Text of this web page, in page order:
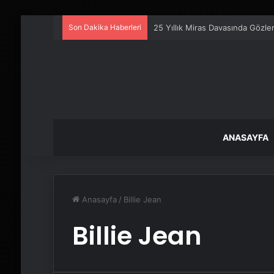
Son Dakika Haberleri 25 Yıllık Miras Davasında
ANASAYFA
Anasayfa / Billie Jean
Billie Jean